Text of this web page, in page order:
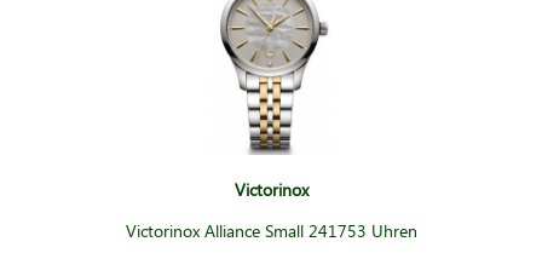
Victorinox
Victorinox Alliance Small 241753 Uhren